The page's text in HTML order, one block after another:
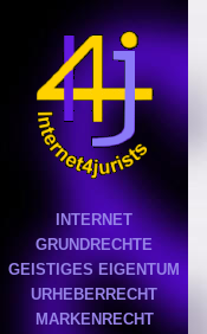
INTERNET
GRUNDRECHTE
GEISTIGES EIGENTUM
URHEBERRECHT
MARKENRECHT